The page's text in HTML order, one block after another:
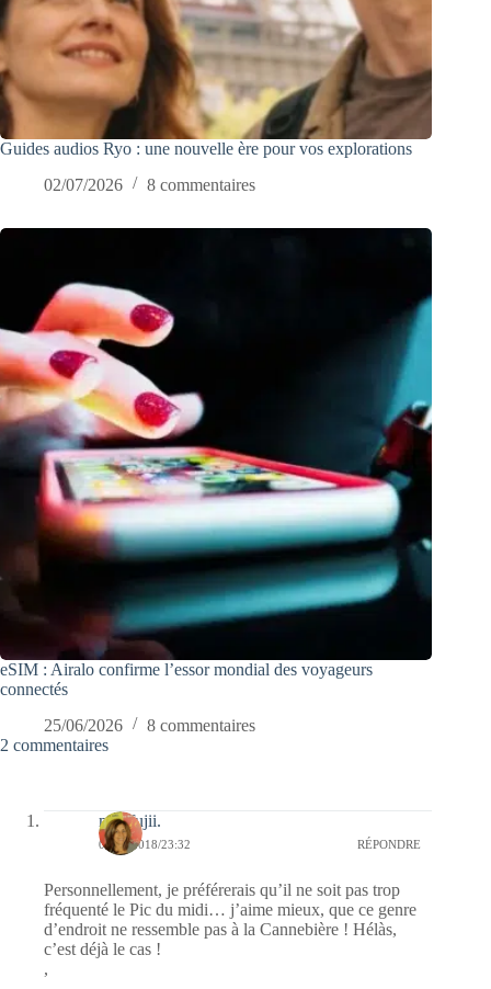
Guides audios Ryo : une nouvelle ère pour vos explorations
02/07/2026
8 commentaires
eSIM : Airalo confirme l’essor mondial des voyageurs
connectés
25/06/2026
8 commentaires
2 commentaires
missfujii.
09/10/2018/23:32 RÉPONDRE
Personnellement, je préférerais qu’il ne soit pas trop
fréquenté le Pic du midi… j’aime mieux, que ce genre
d’endroit ne ressemble pas à la Cannebière ! Hélàs,
c’est déjà le cas !
,